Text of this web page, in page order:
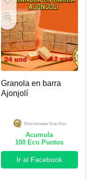
Granola en barra
Ajonjolí
Districereales Gran Vivir
Acumula
100 Eco Puntos
Ir al Facebook